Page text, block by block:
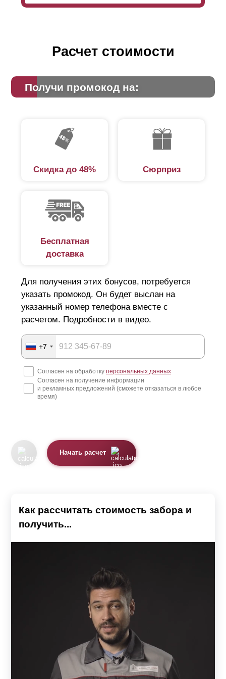
Расчет стоимости
Получи промокод на:
Скидка до 48% Сюрприз
Бесплатная
доставка
Для получения этих бонусов, потребуется
указать промокод. Он будет выслан на
указанный номер телефона вместе с
расчетом. Подробности в видео.
+7
Согласен на обработку персональных данных
Согласен на получение информации
и рекламных предложений (сможете отказаться в любое
время)
Начать расчет
Как рассчитать стоимость забора и
получить...